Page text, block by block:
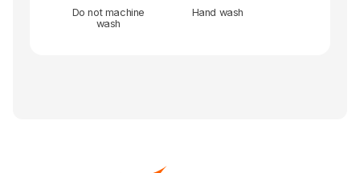
Do not machine
wash
Hand wash